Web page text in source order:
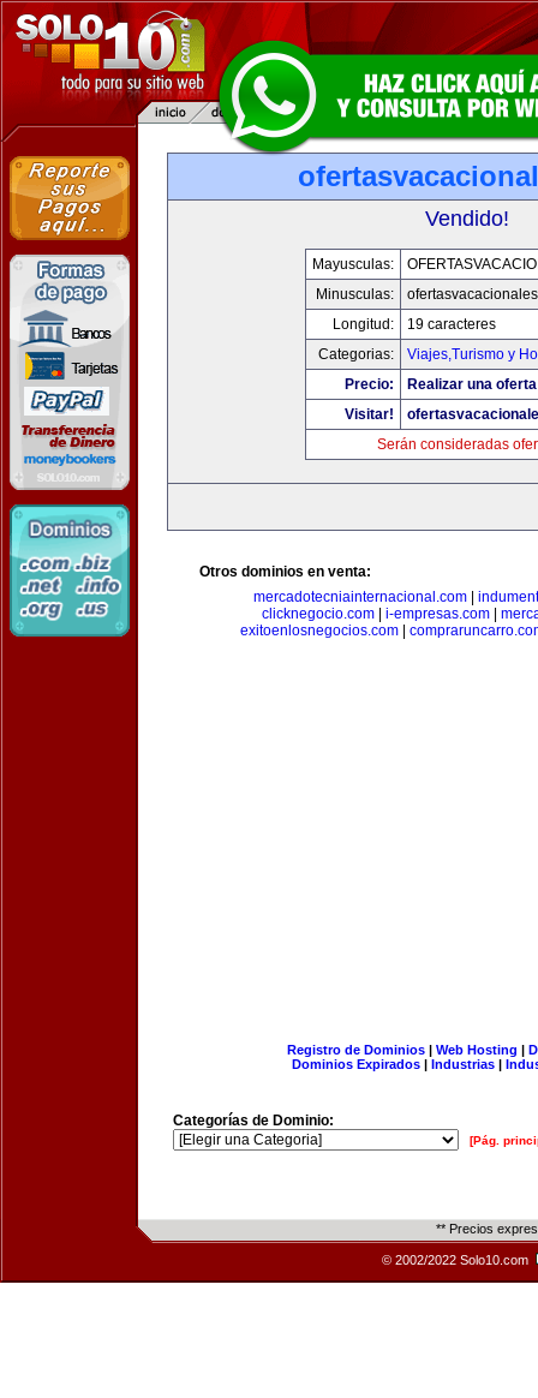
Vendido!
Mayusculas:
Minusculas:
Longitud:
19 caracteres
Categorias:
Viajes,Turismo y
Precio:
Realizar una
Visitar!
Serán consideradas
Otros dominios en venta:
mercadotecniainternacional.com
clicknegocio.com
i-empresas.com
exitoenlosnegocios.com
Registro de Dominios| Web Hosting |
Dominios Expirados | Industrias |
Categorías de Dominio:
[Pág.
** Precios
© 2002/2022 Solo10.com